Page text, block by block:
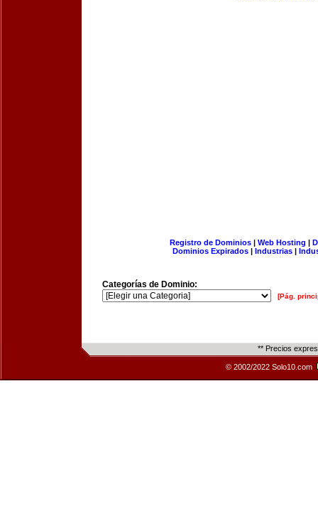
Registro de Dominios| Web Hosting |
Dominios Expirados | Industrias |
Categorías de Dominio:
[Pág.
** Precios
© 2002/2022 Solo10.com